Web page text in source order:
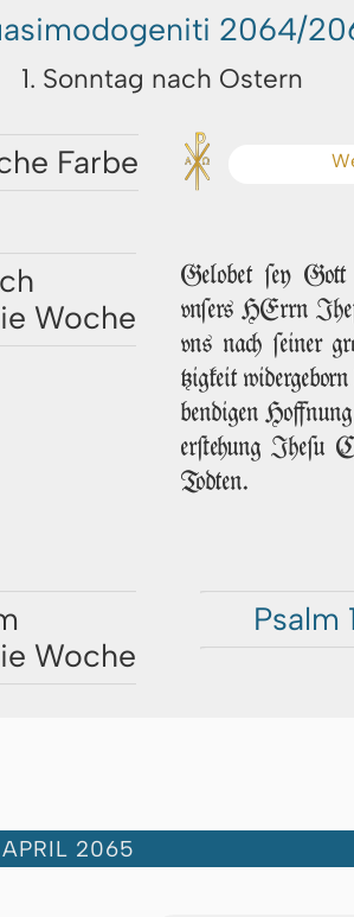
2064/
1. Sonntag nach Ostern
Farbe
Woche
Gelobet ſey
vn­ſers HErrn
vns nach ſei­ner
tzig­keit
ben­di­gen
er­ſte­hung Jhe­ſu
Tod­ten.
Woche
Psalm
2065